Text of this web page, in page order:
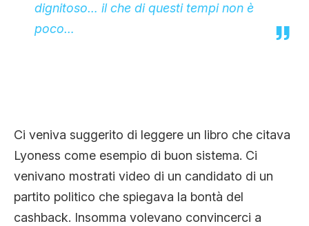
dignitoso… il che di questi tempi non è
poco…
Ci veniva suggerito di leggere un libro che citava
Lyoness come esempio di buon sistema. Ci
venivano mostrati video di un candidato di un
partito politico che spiegava la bontà del
cashback. Insomma volevano convincerci a